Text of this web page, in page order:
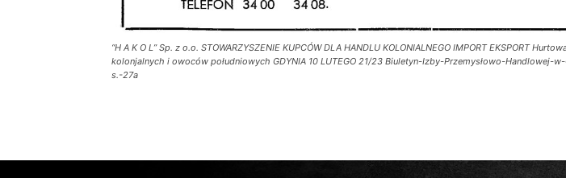
“H A K O L” Sp. z o.o. STOWARZYSZENIE KUPCÓW DLA HANDLU KOLONIALNEGO IMPORT EKSPORT
kolonjalnych i owoców południowych GDYNIA 10 LUTEGO 21/23 Biuletyn-Izby-Przemysłowo-Handlowej-
s.-27a